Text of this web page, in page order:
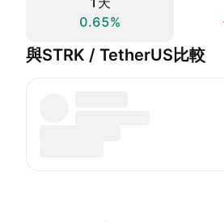
0.65%
與STRK / TetherUS比較